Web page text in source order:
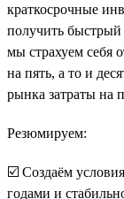
краткосрочные
получить быстрый
мы страхуем себя
на пять, а то и
рынка затраты на
Резюмируем:
☑️ Создаём
годами и